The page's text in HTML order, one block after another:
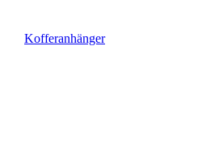
Kofferanhänger